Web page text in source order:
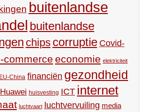
buitenlandse
buitenlandse
chips corruptie Covid-
commerce economie elektriciteit
EU-China financiën gezondheid
Huawei huisvesting ICT internet
luchtvaart luchtvervuiling media